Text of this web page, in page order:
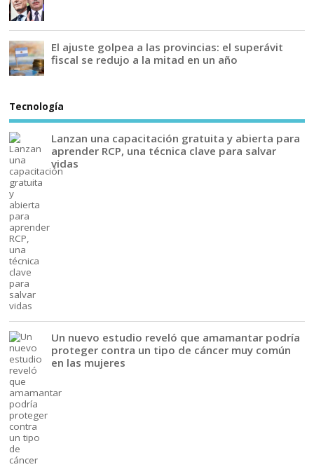
El ajuste golpea a las provincias: el superávit
fiscal se redujo a la mitad en un año
Tecnología
Lanzan una capacitación gratuita y abierta para
aprender RCP, una técnica clave para salvar
vidas
Un nuevo estudio reveló que amamantar podría
proteger contra un tipo de cáncer muy común
en las mujeres